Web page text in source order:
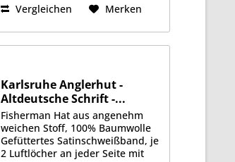
Vergleichen Merken
Karlsruhe Anglerhut -
Altdeutsche Schrift -...
Fisherman Hat aus angenehm
weichen Stoff, 100% Baumwolle
Gefüttertes Satinschweißband, je
2 Luftlöcher an jeder Seite mit